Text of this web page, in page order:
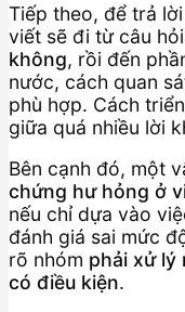
Tiếp theo, để trả
viết sẽ đi từ câu
không, rồi đến
nước, cách quan
phù hợp. Cách
giữa quá nhiều lời
Bên cạnh đó, một
chứng hư hỏng ở
nếu chỉ dựa vào
đánh giá sai mức
rõ nhóm phải xử lý
có điều kiện.